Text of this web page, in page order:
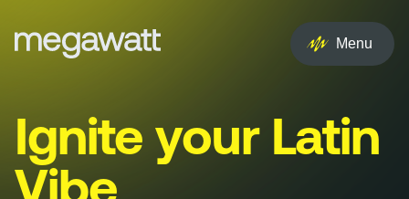
Menu
ENNL
Creative
Social
Ignite your Latin
Vibe